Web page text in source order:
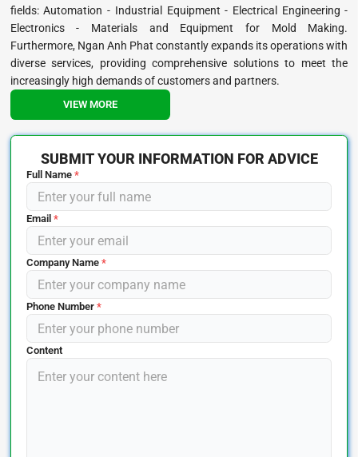
fields: Automation - Industrial Equipment - Electrical Engineering -
Electronics - Materials and Equipment for Mold Making.
Furthermore, Ngan Anh Phat constantly expands its operations with
diverse services, providing comprehensive solutions to meet the
increasingly high demands of customers and partners.
VIEW MORE
SUBMIT YOUR INFORMATION FOR ADVICE
Full Name*
Email *
Company Name*
Phone Number*
Content